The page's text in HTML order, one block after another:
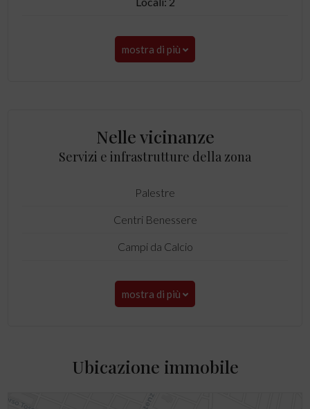
mostra di più
Nelle vicinanze
Servizi e infrastrutture della zona
Palestre
Centri Benessere
Campi da Calcio
mostra di più
Ubicazione immobile